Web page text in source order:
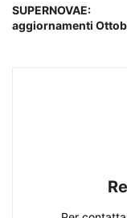
SUPERNOVAE:
aggiornamenti